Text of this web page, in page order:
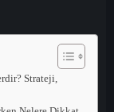
Strateji,